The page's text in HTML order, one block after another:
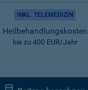
INKL. TELEMEDIZIN
Heilbehandlungskosten
bis zu 400 EUR/Jahr